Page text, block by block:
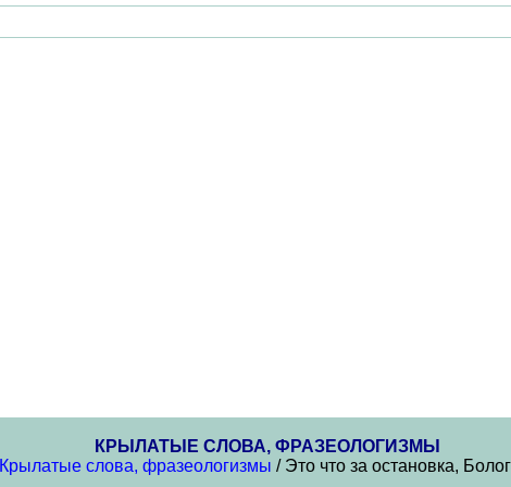
КРЫЛАТЫЕ СЛОВА, ФРАЗЕОЛОГИЗМЫ
Крылатые слова, фразеологизмы / Это что за остановка,